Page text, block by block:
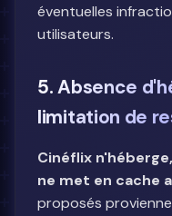
éventuelles
utilisateurs.
5. Absence
limitation de
Cinéflix
ne met en cache
proposés